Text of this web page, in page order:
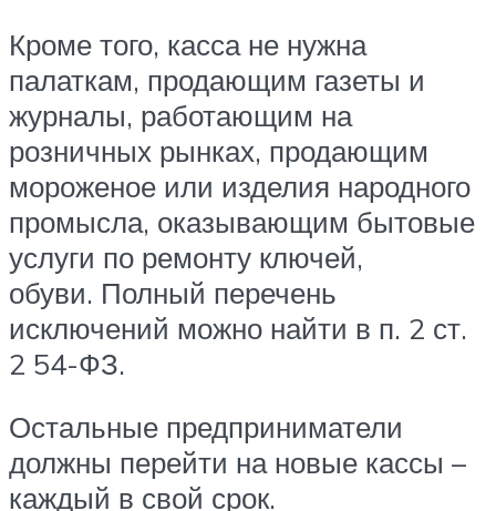
Кроме того, касса не нужна
палаткам, продающим газеты и
журналы, работающим на
розничных рынках, продающим
мороженое или изделия народного
промысла, оказывающим бытовые
услуги по ремонту ключей,
обуви. Полный перечень
исключений можно найти в п. 2 ст.
2 54-ФЗ.
Остальные предприниматели
должны перейти на новые кассы –
каждый в свой срок.